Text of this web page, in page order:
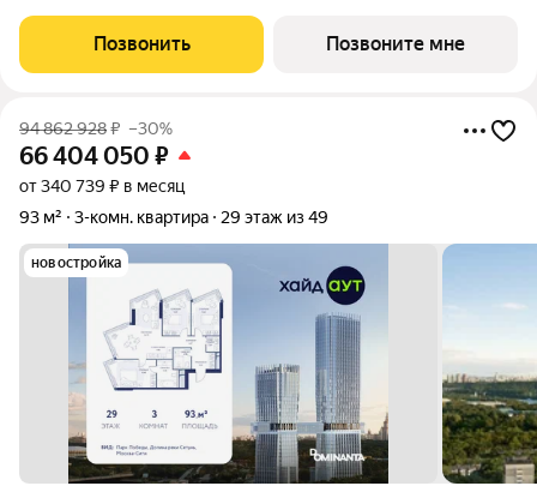
Победы, Долина реки Сетунь, МГУ, Москва-Сити, Воробьевы
горы. Высота потолков 3,25 м.
Позвонить Позвоните мне
94 862 928₽ –30%
66 404 050 ₽
от 340 739 ₽ в месяц
93 м²
3-комн. квартира 29 этаж из 49
новостройка